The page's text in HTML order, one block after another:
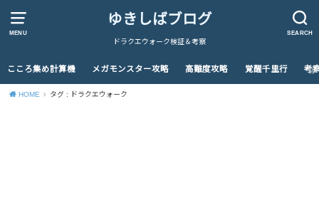
MENU SEARCH
ゆきしばブログ
ドラクエウォーク検証＆考察
こころ集め計算機 メガモンスター攻略 高難度攻略 覚醒千里行 考
HOME タグ : ドラクエウォーク